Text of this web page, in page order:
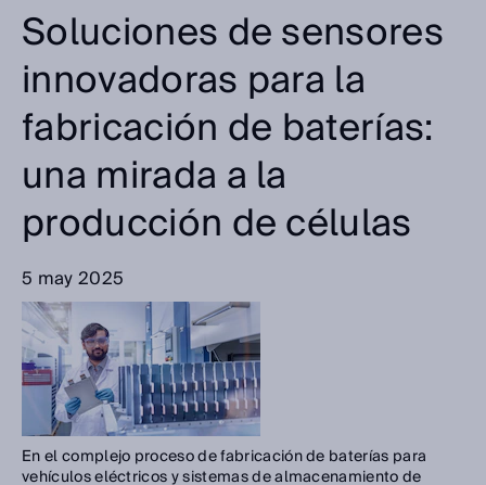
Soluciones de sensores
innovadoras para la
fabricación de baterías:
una mirada a la
producción de células
5 may 2025
En el complejo proceso de fabricación de baterías para
vehículos eléctricos y sistemas de almacenamiento de